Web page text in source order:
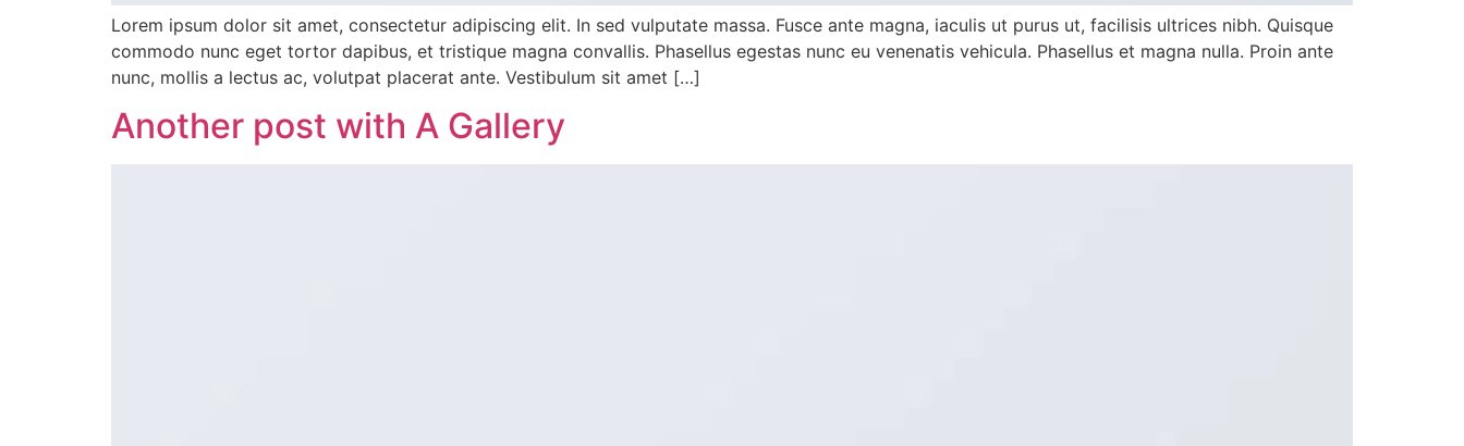
Lorem ipsum dolor sit amet, consectetur adipiscing elit. In sed vulputate massa. Fusce ante magna, iaculis ut purus ut, facilisis ultrices nibh. Quisque
commodo nunc eget tortor dapibus, et tristique magna convallis. Phasellus egestas nunc eu venenatis vehicula. Phasellus et magna nulla. Proin ante
nunc, mollis a lectus ac, volutpat placerat ante. Vestibulum sit amet […]
Another post with A Gallery